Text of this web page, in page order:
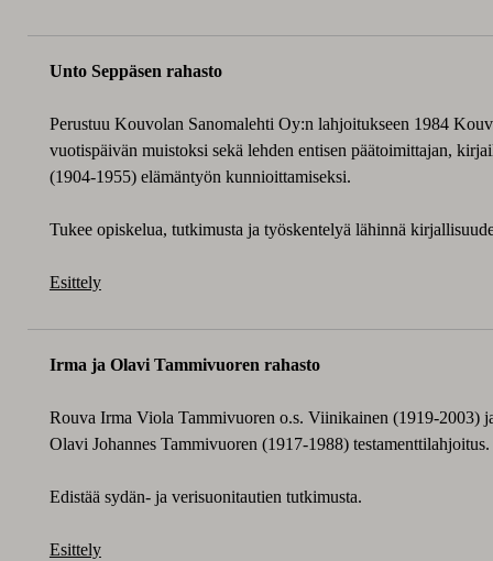
Unto Seppäsen rahasto
Perustuu Kouvolan Sanomalehti Oy:n lahjoitukseen 1984
vuotispäivän muistoksi sekä lehden entisen päätoimittajan,
(1904-1955) elämäntyön kunnioittamiseksi.
Tukee opiskelua, tutkimusta ja työskentelyä lähinnä
Esittely
Irma ja Olavi Tammivuoren rahasto
Rouva Irma Viola Tammivuoren o.s. Viinikainen (1919-2003)
Olavi Johannes Tammivuoren (1917-1988) testamenttilahjoitus.
Edistää sydän- ja verisuonitautien tutkimusta.
Esittely